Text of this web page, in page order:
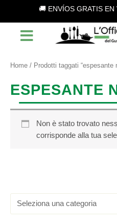
contenuto
🚚 ENVÍOS GRATIS EN
l
o
u
a
Home / Prodotti taggati “espesante
ESPESANTE
Non è stato trovato
corrisponde alla tua